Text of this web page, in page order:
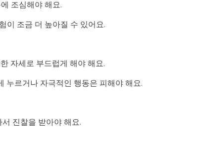
조심해야 해요.
이 조금 더 높아질 수 있어요.
자세로 부드럽게 해야 해요.
누르거나 자극적인 행동은 피해야 해요.
진찰을 받아야 해요.